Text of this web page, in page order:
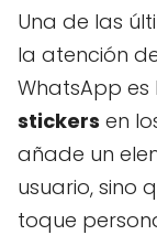
Una de las
la atención
WhatsApp es
stickers en
añade un
usuario, sino
toque